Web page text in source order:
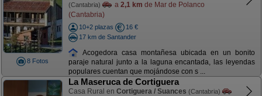
8 Fotos
(Cantabria) a 2,1 km de Mar de Polanco
(Cantabria)
10+2 plazas
16 €
17 km de Santander
Acogedora casa montañesa ubicada en un bonito
paraje natural junto a la laguna encantada, las leyendas
populares cuentan que mojándose con s ...
La Maseruca de Cortiguera
Casa Rural en Cortiguera / Suances (Cantabria)